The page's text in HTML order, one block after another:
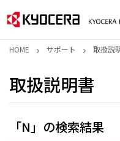
HOME サポート 取扱説
取扱説明書
「N」の検索結果